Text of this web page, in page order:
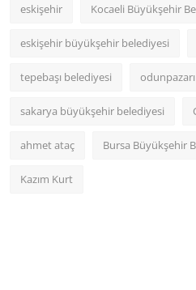
eskişehir Kocaeli Büyükşehir
eskişehir büyükşehir belediyesi
tepebaşı belediyesi
sakarya büyükşehir belediyesi
ahmet ataç Bursa Büyükşehir
Kazım Kurt